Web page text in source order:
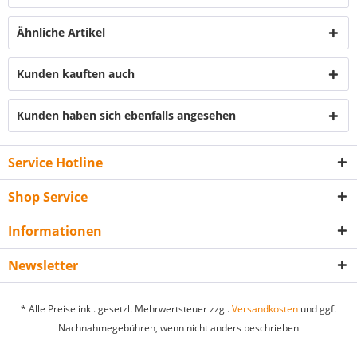
Ähnliche Artikel
Kunden kauften auch
Kunden haben sich ebenfalls angesehen
Service Hotline
Shop Service
Informationen
Newsletter
* Alle Preise inkl. gesetzl. Mehrwertsteuer zzgl.Versandkosten und ggf.
Nachnahmegebühren, wenn nicht anders beschrieben